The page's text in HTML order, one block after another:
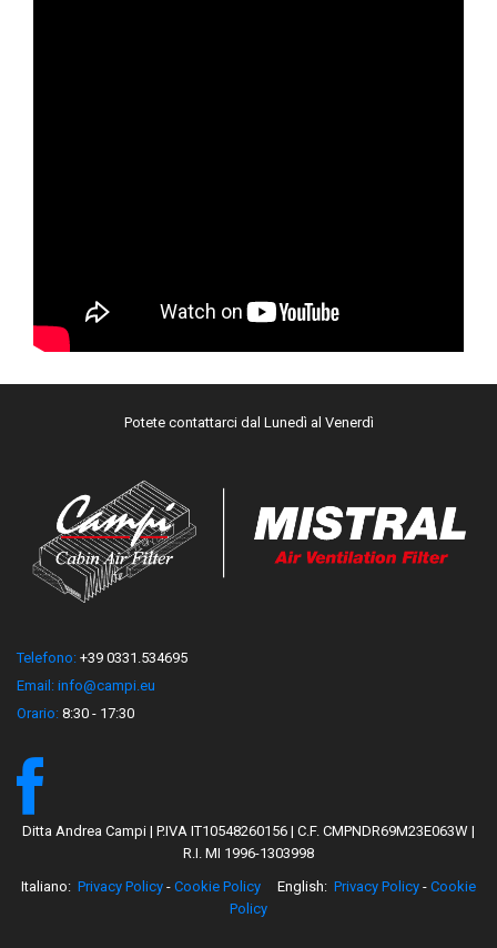
Potete contattarci dal Lunedì al Venerdì
Telefono: +39 0331.534695
Email: info@campi.eu
Orario: 8:30 - 17:30
Ditta Andrea Campi | P.IVA IT10548260156 | C.F. CMPNDR69M23E063W |
R.I. MI 1996-1303998
Italiano: Privacy Policy - Cookie Policy English: Privacy Policy - Cookie
Policy